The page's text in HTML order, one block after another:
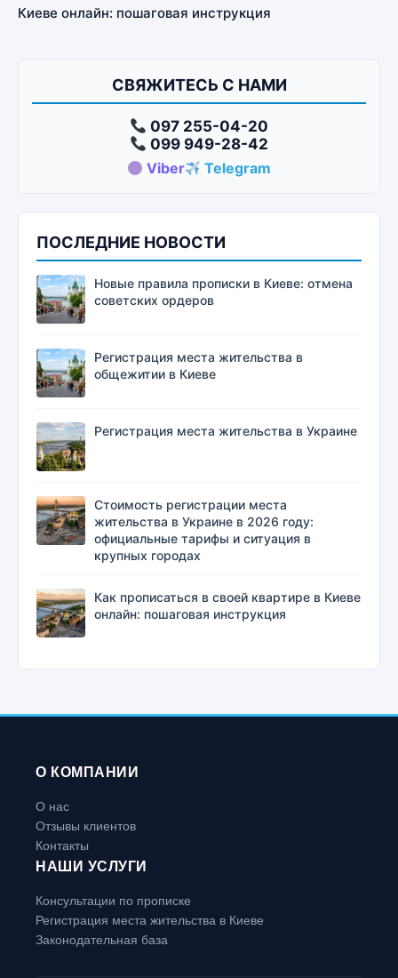
Киеве онлайн: пошаговая инструкция
СВЯЖИТЕСЬ С НАМИ
097 255-04-20
099 949-28-42
Viber
Telegram
ПОСЛЕДНИЕ НОВОСТИ
Новые правила прописки в Киеве: отмена
советских ордеров
Регистрация места жительства в
общежитии в Киеве
Регистрация места жительства в Украине
Стоимость регистрации места
жительства в Украине в 2026 году:
официальные тарифы и ситуация в
крупных городах
Как прописаться в своей квартире в Киеве
онлайн: пошаговая инструкция
О КОМПАНИИ
О нас
Отзывы клиентов
Контакты
НАШИ УСЛУГИ
Консультации по прописке
Регистрация места жительства в Киеве
Законодательная база